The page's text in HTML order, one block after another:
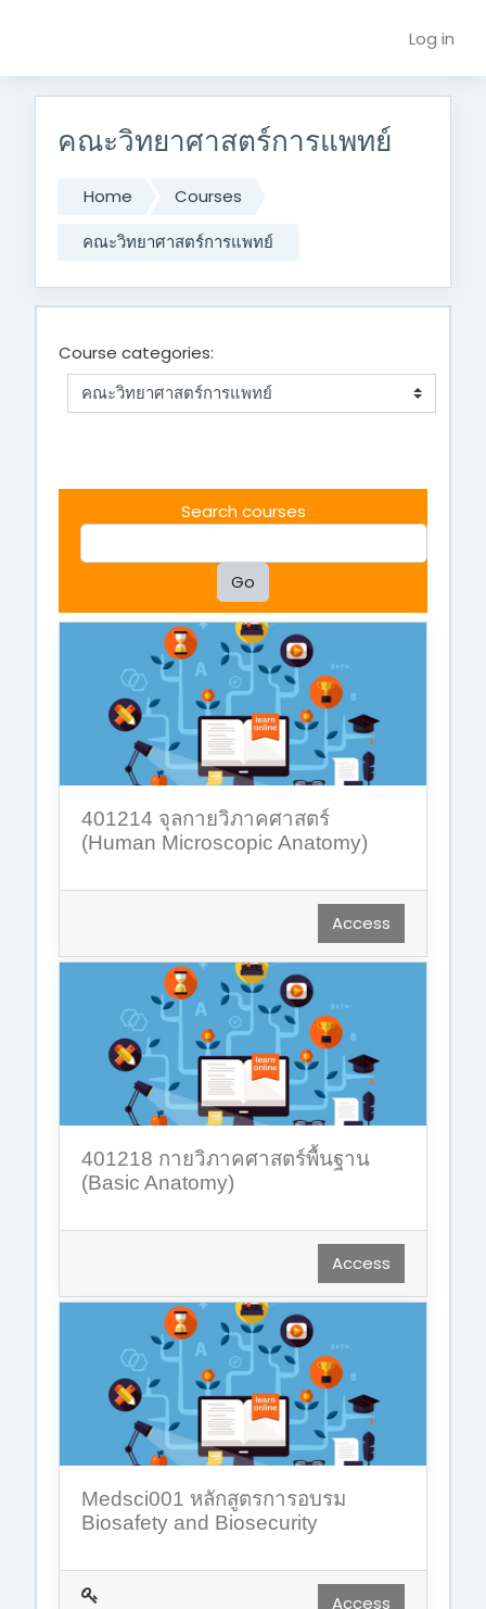
Log in
คณะวิทยาศาสตร์การแพทย์
Home
Courses
คณะวิทยาศาสตร์การแพทย์
Course categories:
Search courses
Go
401214 จุลกายวิภาคศาสตร์
(Human Microscopic Anatomy)
Access
401218 กายวิภาคศาสตร์พื้นฐาน
(Basic Anatomy)
Access
Medsci001 หลักสูตรการอบรม
Biosafety and Biosecurity
Access